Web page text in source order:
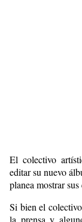
El colectivo
editar su nuevo
planea mostrar
Si bien el
la prensa y